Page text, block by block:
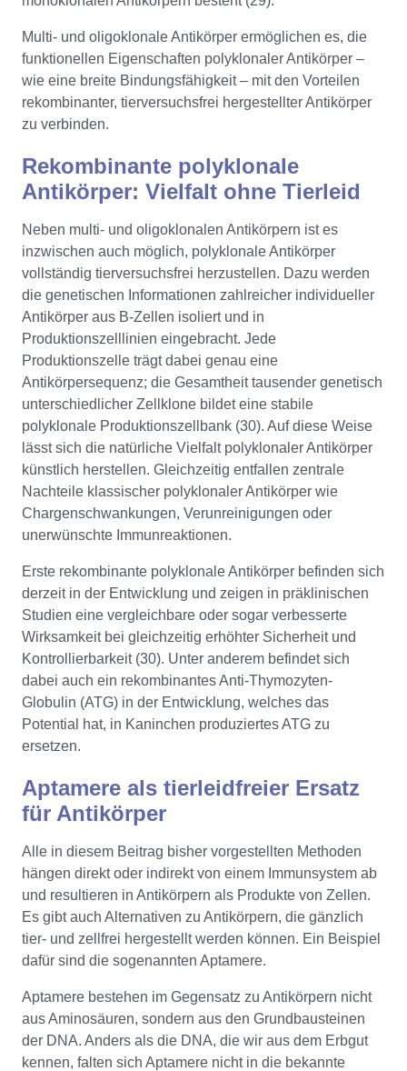
Multi- und oligoklonale Antikörper ermöglichen es, die
funktionellen Eigenschaften polyklonaler Antikörper –
wie eine breite Bindungsfähigkeit – mit den Vorteilen
rekombinanter, tierversuchsfrei hergestellter Antikörper
zu verbinden.
Rekombinante polyklonale
Antikörper: Vielfalt ohne Tierleid
Neben multi- und oligoklonalen Antikörpern ist es
inzwischen auch möglich, polyklonale Antikörper
vollständig tierversuchsfrei herzustellen. Dazu werden
die genetischen Informationen zahlreicher individueller
Antikörper aus B-Zellen isoliert und in
Produktionszelllinien eingebracht. Jede
Produktionszelle trägt dabei genau eine
Antikörpersequenz; die Gesamtheit tausender genetisch
unterschiedlicher Zellklone bildet eine stabile
polyklonale Produktionszellbank (30). Auf diese Weise
lässt sich die natürliche Vielfalt polyklonaler Antikörper
künstlich herstellen. Gleichzeitig entfallen zentrale
Nachteile klassischer polyklonaler Antikörper wie
Chargenschwankungen, Verunreinigungen oder
unerwünschte Immunreaktionen.
Erste rekombinante polyklonale Antikörper befinden sich
derzeit in der Entwicklung und zeigen in präklinischen
Studien eine vergleichbare oder sogar verbesserte
Wirksamkeit bei gleichzeitig erhöhter Sicherheit und
Kontrollierbarkeit (30). Unter anderem befindet sich
dabei auch ein rekombinantes Anti-Thymozyten-
Globulin (ATG) in der Entwicklung, welches das
Potential hat, in Kaninchen produziertes ATG zu
ersetzen.
Aptamere als tierleidfreier Ersatz
für Antikörper
Alle in diesem Beitrag bisher vorgestellten Methoden
hängen direkt oder indirekt von einem Immunsystem ab
und resultieren in Antikörpern als Produkte von Zellen.
Es gibt auch Alternativen zu Antikörpern, die gänzlich
tier- und zellfrei hergestellt werden können. Ein Beispiel
dafür sind die sogenannten Aptamere.
Aptamere bestehen im Gegensatz zu Antikörpern nicht
aus Aminosäuren, sondern aus den Grundbausteinen
der DNA. Anders als die DNA, die wir aus dem Erbgut
kennen, falten sich Aptamere nicht in die bekannte